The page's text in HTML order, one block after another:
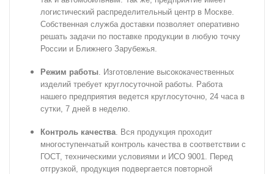
логистический распределительный центр в Москве.
Собственная служба доставки позволяет оперативно
решать задачи по поставке продукции в любую точку
России и Ближнего Зарубежья.
Режим работы . Изготовление высококачественных
изделий требует круглосуточной работы. Работа
нашего предприятия ведется круглосуточно, 24 часа в
сутки, 7 дней в неделю.
Контроль качества . Вся продукция проходит
многоступенчатый контроль качества в соответствии с
ГОСТ, техническими условиями и ИСО 9001. Перед
отгрузкой, продукция подвергается повторной